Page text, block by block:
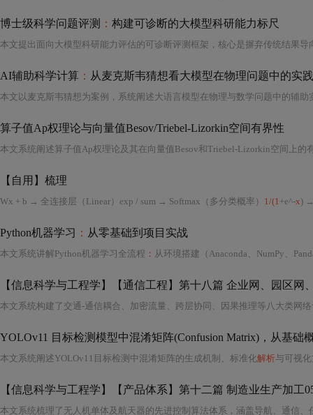
博士级科学问题评测 ： 构建可诊断的大模型科研能力标尺
AI辅助科学计算 ： 从麦克斯韦猜想看大模型在物理问题中的实践
算子值Ap权理论与向量值Besov/Triebel-Lizorkin空间有界性
本文系统阐述算子值Ap权理论及其在向量值Besov和Triebel-Lizorkin空间上的
【自用】梳理
Wx + b → 全连接层（Linear）exp / sum → Softmax（多分类概率） 1/(1+e^-x) →
Python机器学习 ： 从零基础到项目实战
本文系统讲解Python机器学习全流程 ： 从环境搭建（Anaconda、NumPy、Pandas）、数据预处理与特征工程，到模型评估（偏差-方差权衡、交叉验证、超参调优），覆盖监督学习（逻辑回归、SVM、决策树、
本文系统阐述YOLOv11目标检测中混淆矩阵的生成机制、标准化解析与可视化方法，重点介绍基于混淆矩阵识别类别混淆
【信息科学与工程学】【产品体系】第十二篇 制造业生产加